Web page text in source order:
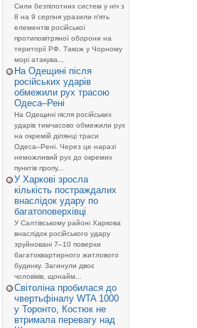
Сили безпілотних систем у ніч з
8 на 9 серпня уразили п’ять
елементів російської
протиповітряної оборони на
території РФ. Також у Чорному
морі атакува...
На Одещині після
російських ударів
обмежили рух трасою
Одеса–Рені
На Одещині після російських
ударів тимчасово обмежили рух
на окремій ділянці траси
Одеса–Рені. Через це наразі
неможливий рух до окремих
пунктів пропу...
У Харкові зросла
кількість постраждалих
внаслідок удару по
багатоповерхівці
У Салтівському районі Харкова
внаслідок російського удару
зруйновані 7–10 поверхи
багатоквартирного житлового
будинку. Загинули двоє
чоловіків, щонайм...
Світоліна пробилася до
чвертьфіналу WTA 1000
у Торонто, Костюк не
втримала перевагу над